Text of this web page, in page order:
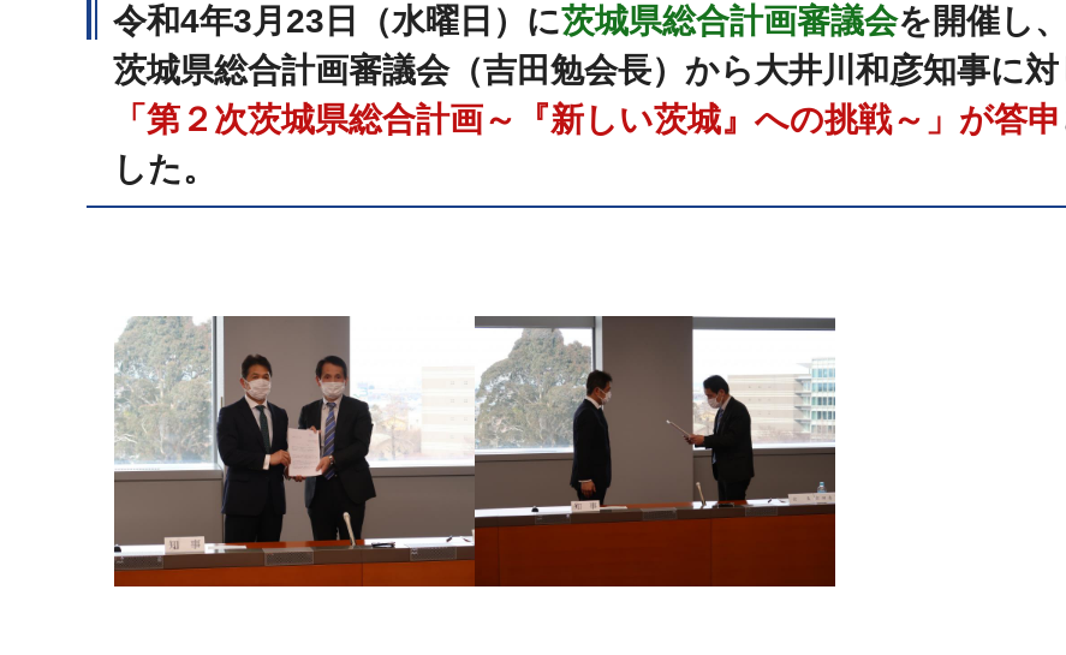
令和4年3月23日（水曜日）に茨城県総合計画審議会を開催し、
茨城県総合計画審議会（吉田勉会長）から大井川和彦知事に対
「第２次茨城県総合計画～『新しい茨城』への挑戦～」が答申
した。